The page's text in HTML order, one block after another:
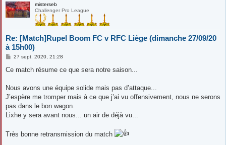
misterseb
Challenger Pro League
Re: [Match]Rupel Boom FC v RFC Liège (dimanche 27/09/20
à 15h00)
M
s
g
27 sept. 2020, 21:28
Ce match résume ce que sera notre saison...
Nous avons une équipe solide mais pas d’attaque...
J’espère me tromper mais à ce que j’ai vu offensivement, nous ne serons
pas dans le bon wagon.
Lixhe y sera avant nous... un air de déjà vu...
Très bonne retransmission du match